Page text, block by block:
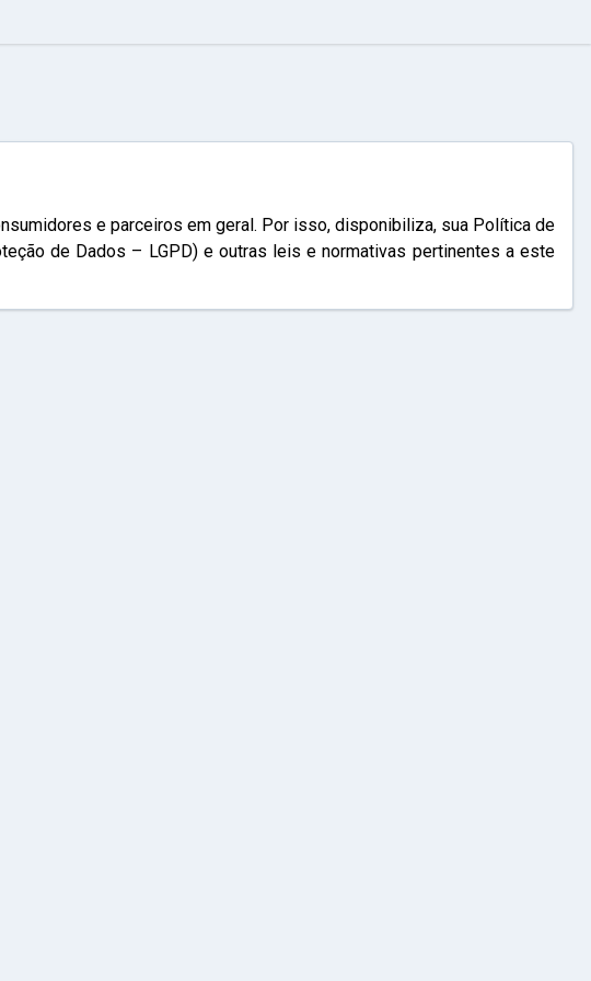
e parceiros em geral. Por isso, disponibiliza, sua Política de
de Dados – LGPD) e outras leis e normativas pertinentes a este